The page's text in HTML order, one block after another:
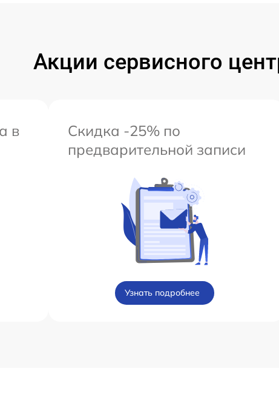
Акции сервисного
в
Скидка -25% по
предварительной записи
Узнать подробнее